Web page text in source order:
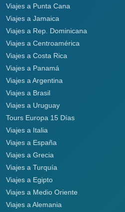
Viajes a Punta Cana
Viajes a Jamaica
Viajes a Rep. Dominicana
Viajes a Centroamérica
Viajes a Costa Rica
Viajes a Panamá
Viajes a Argentina
Viajes a Brasil
Viajes a Uruguay
Tours Europa 15 Días
Viajes a Italia
Viajes a España
Viajes a Grecia
Viajes a Turquía
Viajes a Egipto
Viajes a Medio Oriente
Viajes a Alemania